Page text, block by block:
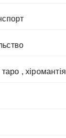
, хіромантія